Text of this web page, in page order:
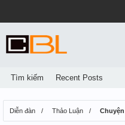
Diễn đàn Thảo Luận
Tìm kiếm Recent Posts